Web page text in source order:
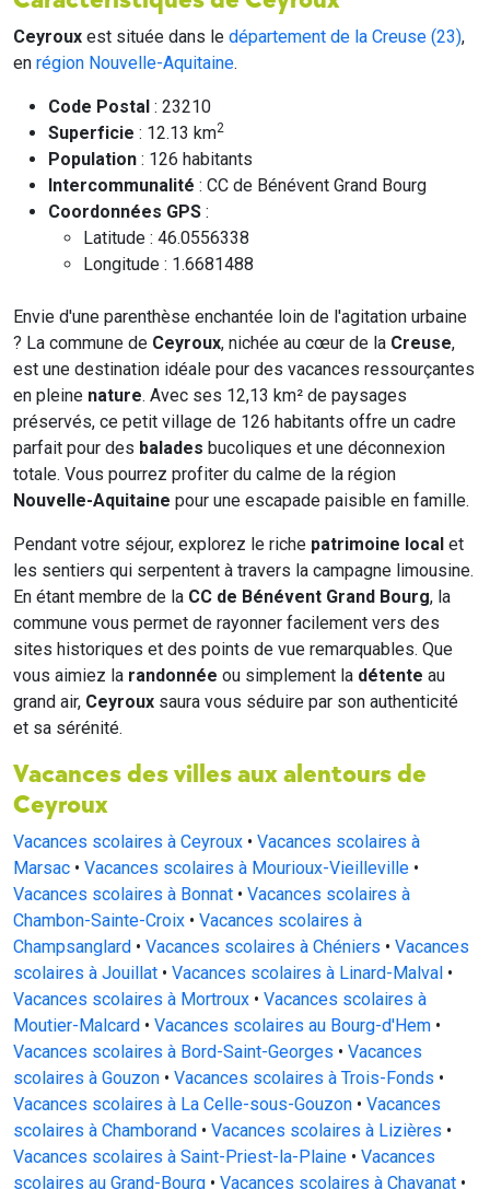
Ceyroux est située dans le département de la Creuse (23),
en région Nouvelle-Aquitaine.
Code Postal : 23210
Superficie : 12.13 km2
Population : 126 habitants
Intercommunalité : CC de Bénévent Grand Bourg
Coordonnées GPS :
Latitude : 46.0556338
Longitude : 1.6681488
Envie d'une parenthèse enchantée loin de l'agitation urbaine
? La commune de Ceyroux, nichée au cœur de la Creuse,
est une destination idéale pour des vacances ressourçantes
en pleine nature. Avec ses 12,13 km² de paysages
préservés, ce petit village de 126 habitants offre un cadre
parfait pour des balades bucoliques et une déconnexion
totale. Vous pourrez profiter du calme de la région
Nouvelle-Aquitaine pour une escapade paisible en famille.
Pendant votre séjour, explorez le riche patrimoine local et
les sentiers qui serpentent à travers la campagne limousine.
En étant membre de la CC de Bénévent Grand Bourg, la
commune vous permet de rayonner facilement vers des
sites historiques et des points de vue remarquables. Que
vous aimiez la randonnée ou simplement la détente au
grand air, Ceyroux saura vous séduire par son authenticité
et sa sérénité.
Vacances des villes aux alentours de
Ceyroux
Vacances scolaires à Ceyroux • Vacances scolaires à
Marsac • Vacances scolaires à Mourioux-Vieilleville •
Vacances scolaires à Bonnat • Vacances scolaires à
Chambon-Sainte-Croix • Vacances scolaires à
Champsanglard • Vacances scolaires à Chéniers • Vacances
scolaires à Jouillat • Vacances scolaires à Linard-Malval •
Vacances scolaires à Mortroux • Vacances scolaires à
Moutier-Malcard • Vacances scolaires au Bourg-d'Hem •
Vacances scolaires à Bord-Saint-Georges • Vacances
scolaires à Gouzon • Vacances scolaires à Trois-Fonds •
Vacances scolaires à La Celle-sous-Gouzon • Vacances
scolaires à Chamborand • Vacances scolaires à Lizières •
Vacances scolaires à Saint-Priest-la-Plaine • Vacances
scolaires au Grand-Bourg • Vacances scolaires à Chavanat •